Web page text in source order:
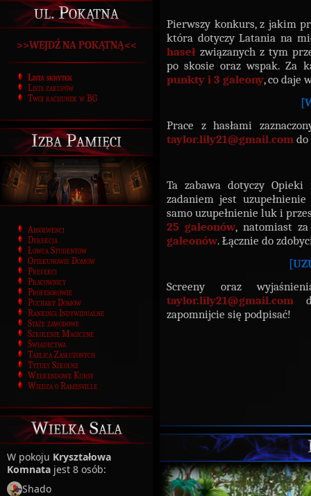
ul. Pokątna
>>WEJDŹ NA POKĄTNĄ<<
Lista skrytek
Lista zakupów
Twój rachunek w BG
Izba Pamięci
Absolwenci
Dyrekcja
Łowca Studentów
Opiekunowie Domów
Prefekci
Pracownicy
Profesorowie
Puchary Domów
Rankingi Indywidualne
Staże zawodowe
Szkolenie Magiczne
Świadectwa
Tablica Zasłużonych
Tytuły Szkolne
Weekendowe Kursy
Wiedza o Ramesville
Wielka Sala
W pokoju Kryształowa
Komnata jest 8 osób:
Shado
Pierwszy konkurs, z jakim
która dotyczy Latania na
haseł związanych z tym
po skosie oraz wspak. Za
punkty i 3 galeony, co daje
Prace z hasłami
taylor.lily21@gmail.com
Ta zabawa dotyczy
zadaniem jest
samo uzupełnienie luk i
25 galeonów, natomiast
galeonów. Łącznie do
Screeny oraz
taylor.lily21@gmail.com
zapomnijcie się podpisać!